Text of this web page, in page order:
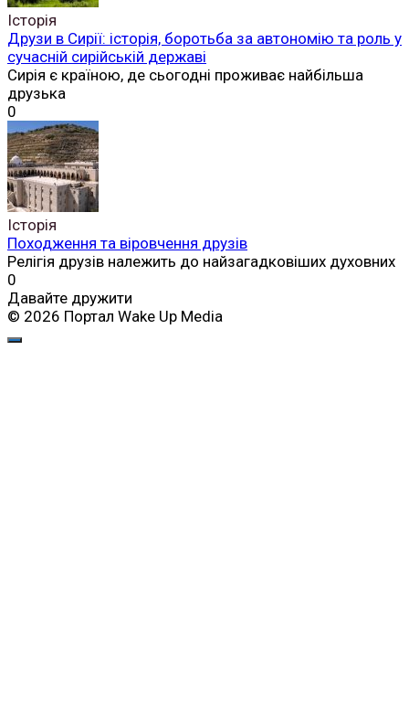
Історія
Друзи в Сирії: історія, боротьба за автономію та роль у
сучасній сирійській державі
Сирія є країною, де сьогодні проживає найбільша
друзька
0
Історія
Походження та віровчення друзів
Релігія друзів належить до найзагадковіших духовних
0
Давайте дружити
© 2026 Портал Wake Up Media